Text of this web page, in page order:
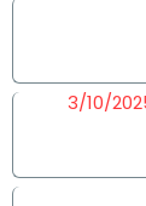
3/10/